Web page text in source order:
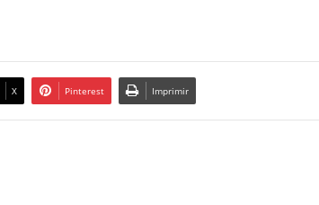
X Pinterest Imprimir